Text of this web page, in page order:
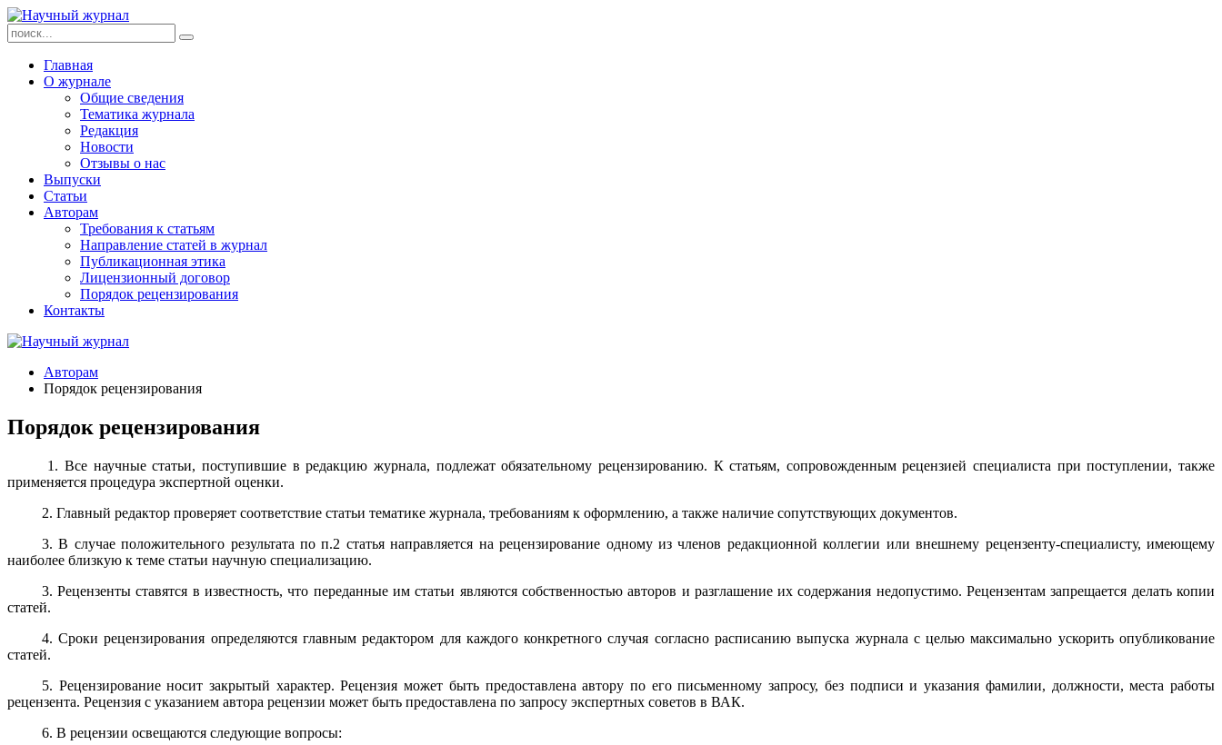
Главная
О журнале
Общие сведения
Тематика журнала
Редакция
Новости
Отзывы о нас
Выпуски
Статьи
Авторам
Требования к статьям
Направление статей в журнал
Публикационная этика
Лицензионный договор
Порядок рецензирования
Контакты
Авторам
Порядок рецензирования
Порядок рецензирования
1. Все научные статьи, поступившие в редакцию журнала, подлежат обязательному рецензированию. К статьям, сопровожденным рецензией специалиста при поступлении, также
применяется процедура экспертной оценки.
2. Главный редактор проверяет соответствие статьи тематике журнала, требованиям к оформлению, а также наличие сопутствующих документов.
3. В случае положительного результата по п.2 статья направляется на рецензирование одному из членов редакционной коллегии или внешнему рецензенту-специалисту, имеющему
наиболее близкую к теме статьи научную специализацию.
3. Рецензенты ставятся в известность, что переданные им статьи являются собственностью авторов и разглашение их содержания недопустимо. Рецензентам запрещается делать копии
статей.
4. Сроки рецензирования определяются главным редактором для каждого конкретного случая согласно расписанию выпуска журнала с целью максимально ускорить опубликование
статей.
5. Рецензирование носит закрытый характер. Рецензия может быть предоставлена автору по его письменному запросу, без подписи и указания фамилии, должности, места работы
рецензента. Рецензия с указанием автора рецензии может быть предоставлена по запросу экспертных советов в ВАК.
6. В рецензии освещаются следующие вопросы: